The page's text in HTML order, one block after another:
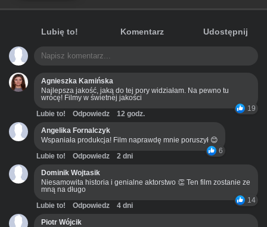
Lubię to! Komentarz Udostępnij
Agnieszka Kamińska
Najlepsza jakość, jaką do tej pory widziałam. Na pewno tu
wrócę! Filmy w świetnej jakości
19
Lubie to! Odpowiedz
12 godz.
Angelika Fornalczyk
Wspaniała produkcja! Film naprawdę mnie poruszył 😊
6
Lubie to! Odpowiedz
2 dni
Dominik Wojtasik
Niesamowita historia i genialne aktorstwo 👏 Ten film zostanie ze
mną na długo
14
Lubie to! Odpowiedz
4 dni
Piotr Wójcik